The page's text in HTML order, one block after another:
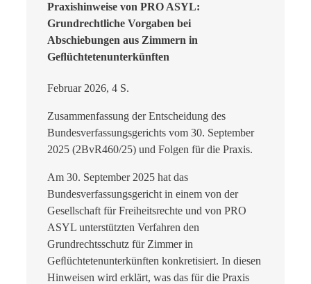
Praxishinweise von PRO ASYL:
Grundrechtliche Vorgaben bei
Abschiebungen aus Zimmern in
Geﬂüchtetenunterkünften
Februar 2026, 4 S.
Zusammenfassung der Entscheidung des
Bundesverfassungsgerichts vom 30. September
2025 (2BvR460/25) und Folgen für die Praxis.
Am 30. September 2025 hat das
Bundesverfassungsgericht in einem von der
Gesellschaft für Freiheitsrechte und von PRO
ASYL unterstützten Verfahren den
Grundrechtsschutz für Zimmer in
Geﬂüchtetenunterkünften konkretisiert. In diesen
Hinweisen wird erklärt, was das für die Praxis